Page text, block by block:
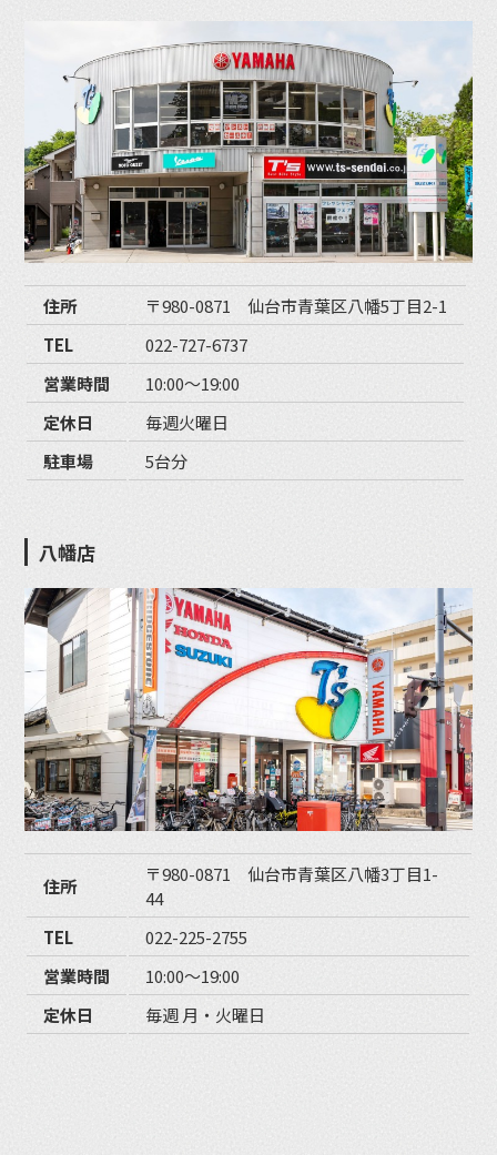
住所
〒980-0871 仙台市青葉区八幡5丁目2-1
TEL
022-727-6737
営業時間
10:00〜19:00
定休日
毎週火曜日
駐車場
5台分
八幡店
住所
〒980-0871 仙台市青葉区八幡3丁目1-
44
TEL
022-225-2755
営業時間
10:00〜19:00
定休日
毎週 月・火曜日